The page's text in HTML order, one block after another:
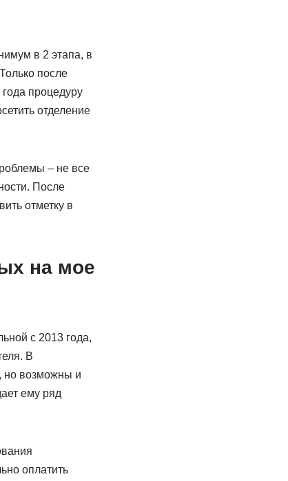
в 2 этапа, в
после
процедуру
отделение
– не все
После
отметку в
на мое
с 2013 года,
В
но возможны и
ему ряд
оплатить